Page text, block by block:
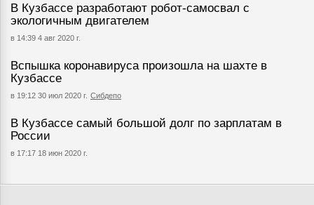
В Кузбассе разработают робот-самосвал с
экологичным двигателем
в 14:39 4 авг 2020 г.
Вспышка коронавируса произошла на шахте в
Кузбассе
в 19:12 30 июл 2020 г. Сибдепо
В Кузбассе самый большой долг по зарплатам в
России
в 17:17 18 июн 2020 г.